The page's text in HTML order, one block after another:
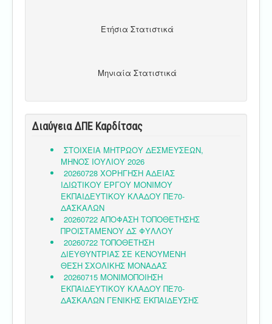
Ετήσια Στατιστικά
Μηνιαία Στατιστικά
Διαύγεια ΔΠΕ Καρδίτσας